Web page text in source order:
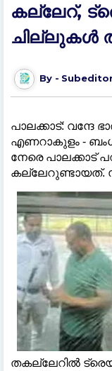
കല്ലേറ്,
ചില്ലുകള്‍
പാലക്കാട്:
എണറാകുളം -
നേരെ പാലക്കാട്
കല്ലേറുണ്ടായത്.
തകല്ലേറില്‍